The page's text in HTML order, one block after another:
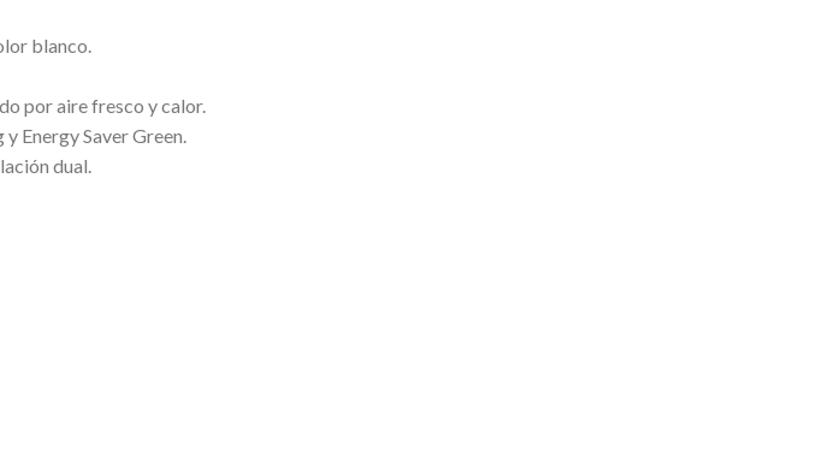
blanco.
por aire fresco y calor.
Energy Saver Green.
dual.